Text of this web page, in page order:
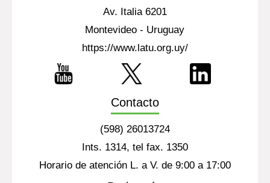
Av. Italia 6201
Montevideo - Uruguay
https://www.latu.org.uy/
Contacto
(598) 26013724
Ints. 1314, tel fax. 1350
Horario de atención L. a V. de 9:00 a 17:00